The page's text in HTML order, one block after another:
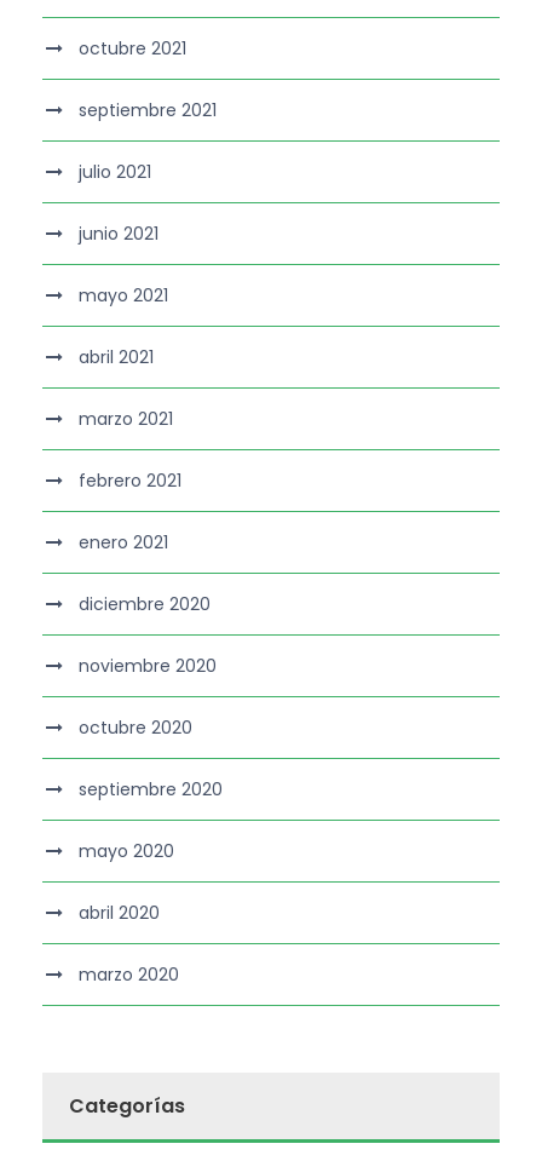
octubre 2021
septiembre 2021
julio 2021
junio 2021
mayo 2021
abril 2021
marzo 2021
febrero 2021
enero 2021
diciembre 2020
noviembre 2020
octubre 2020
septiembre 2020
mayo 2020
abril 2020
marzo 2020
Categorías